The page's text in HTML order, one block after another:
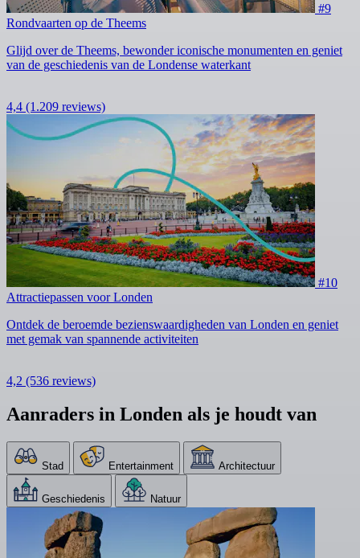
#9
Rondvaarten op de Theems
Glijd over de Theems, bewonder iconische monumenten en geniet
van de geschiedenis van de Londense waterkant
4,4 (1.209 reviews)
#10
Attractiepassen voor Londen
Ontdek de beroemde bezienswaardigheden van Londen en geniet
met gemak van spannende activiteiten
4,2 (536 reviews)
Aanraders in Londen als je houdt van
Stad Entertainment Architectuur
Geschiedenis Natuur